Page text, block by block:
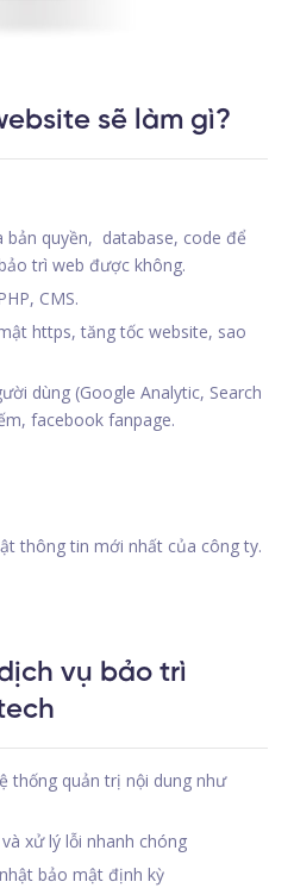
sẽ làm gì?
bản quyền, database, code để
trì web được không.
CMS.
https, tăng tốc website, sao
dùng (Google Analytic, Search
facebook fanpage.
thông tin mới nhất của công ty.
vụ bảo trì
thống quản trị nội dung như
xử lý lỗi nhanh chóng
bảo mật định kỳ